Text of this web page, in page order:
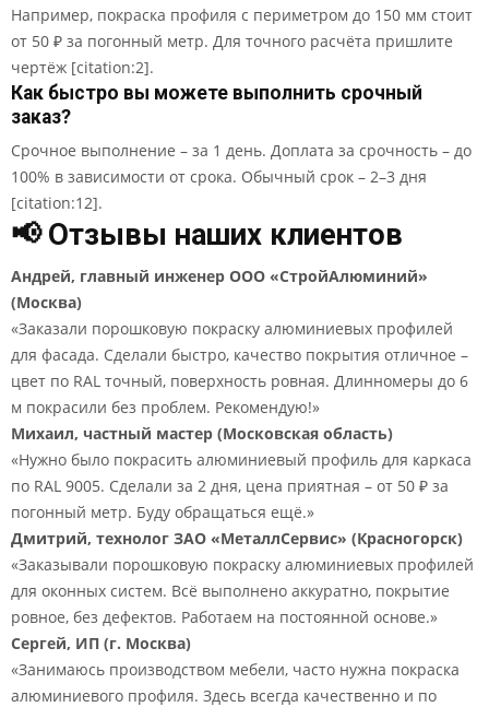
Например, покраска профиля с периметром до 150 мм стоит
от 50 ₽ за погонный метр. Для точного расчёта пришлите
чертёж [citation:2].
Как быстро вы можете выполнить срочный
заказ?
Срочное выполнение – за 1 день. Доплата за срочность – до
100% в зависимости от срока. Обычный срок – 2–3 дня
[citation:12].
📢 Отзывы наших клиентов
Андрей, главный инженер ООО «СтройАлюминий»
(Москва)
«Заказали порошковую покраску алюминиевых профилей
для фасада. Сделали быстро, качество покрытия отличное –
цвет по RAL точный, поверхность ровная. Длинномеры до 6
м покрасили без проблем. Рекомендую!»
Михаил, частный мастер (Московская область)
«Нужно было покрасить алюминиевый профиль для каркаса
по RAL 9005. Сделали за 2 дня, цена приятная – от 50 ₽ за
погонный метр. Буду обращаться ещё.»
Дмитрий, технолог ЗАО «МеталлСервис» (Красногорск)
«Заказывали порошковую покраску алюминиевых профилей
для оконных систем. Всё выполнено аккуратно, покрытие
ровное, без дефектов. Работаем на постоянной основе.»
Сергей, ИП (г. Москва)
«Занимаюсь производством мебели, часто нужна покраска
алюминиевого профиля. Здесь всегда качественно и по